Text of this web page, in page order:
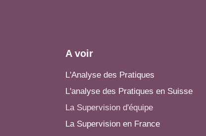
A voir
L'Analyse des Pratiques
L'analyse des Pratiques en Suisse
La Supervision d'équipe
La Supervision en France